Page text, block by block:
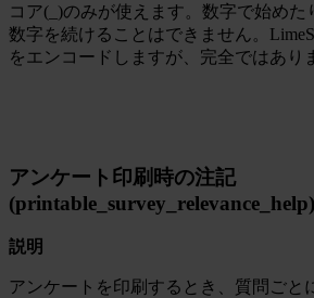
コア(_)のみが使えます。数字で始めた
数字を続けることはできません。
をエンコードしますが、完全ではあり
アンケート印刷時の注記
(printable_survey_relevance_help)
説明
アンケートを印刷するとき、質問ごと